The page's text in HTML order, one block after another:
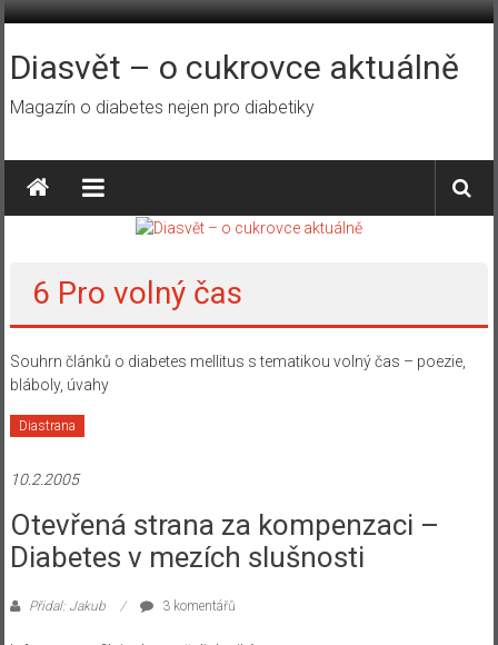
Přeskočit
obsah
Diasvět – o cukrovce aktuálně
Magazín o diabetes nejen pro diabetiky
6 Pro volný čas
Souhrn článků o diabetes mellitus s tematikou volný čas – poezie,
bláboly, úvahy
Diastrana
10.2.2005
Otevřená strana za kompenzaci –
Diabetes v mezích slušnosti
Přidal: Jakub 3 komentářů